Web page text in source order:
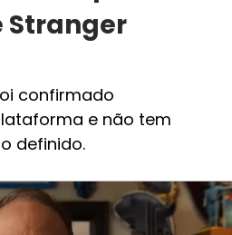
Stranger
confirmado
e não tem
definido.